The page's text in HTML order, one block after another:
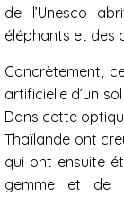
de l’Unesco
éléphants et des
Concrètement,
artificielle d’un
Dans cette
Thaïlande ont
qui ont ensuite
gemme et de